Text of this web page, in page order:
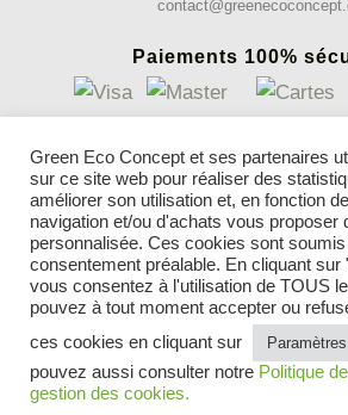
Paiements 100%
INFORMATIONS
Nos gazons
Conseils
Parrainer un ami
Blog gazon
Mentions légales
CGV
Politique de confidentialité et
Green Eco Concept et ses partenaires
sur ce site web pour réaliser des
améliorer son utilisation et, en fonction
navigation et/ou d'achats vous proposer
personnalisée. Ces cookies sont
consentement préalable. En cliquant sur
vous consentez à l'utilisation de TOUS
pouvez à tout moment accepter ou
ces cookies en cliquant sur
pouvez aussi consulter notre Politique
gestion des cookies.